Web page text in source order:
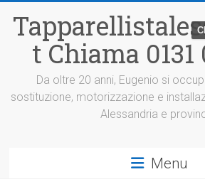
contenutot Chiama 0131
Da oltre 20 anni, Eugenio si
sostituzione, motorizzazione e
Alessandria e
Menu